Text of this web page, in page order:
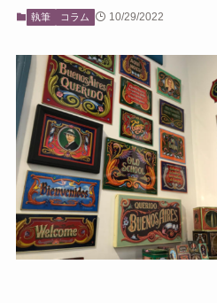
執筆 コラム 10/29/2022